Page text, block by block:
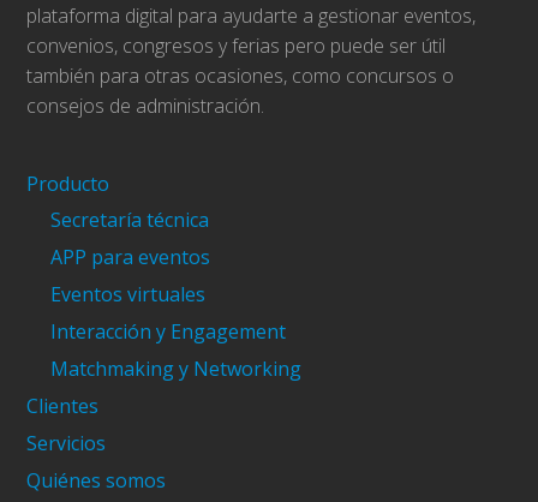
plataforma digital para ayudarte a gestionar eventos,
convenios, congresos y ferias pero puede ser útil
también para otras ocasiones, como concursos o
consejos de administración.
Producto
Secretaría técnica
APP para eventos
Eventos virtuales
Interacción y Engagement
Matchmaking y Networking
Clientes
Servicios
Quiénes somos